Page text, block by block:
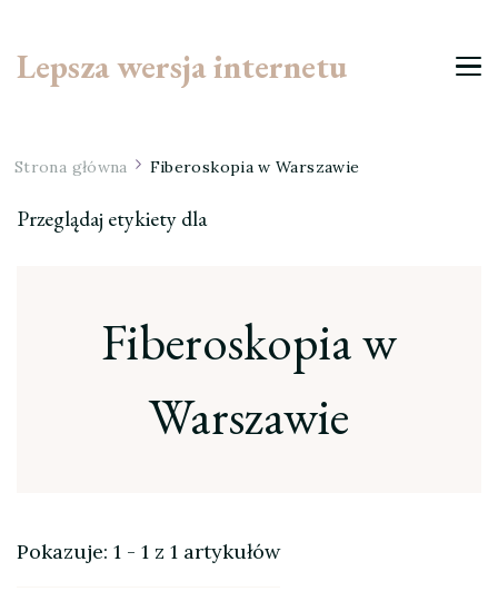
Lepsza wersja internetu
Strona główna Fiberoskopia w Warszawie
Przeglądaj etykiety dla
Fiberoskopia w
Warszawie
Pokazuje: 1 - 1 z 1 artykułów